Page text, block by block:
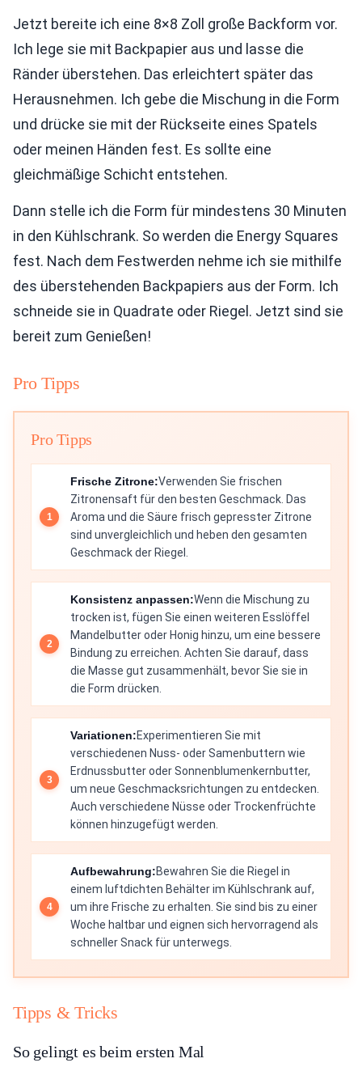
Jetzt bereite ich eine 8×8 Zoll große Backform vor.
Ich lege sie mit Backpapier aus und lasse die
Ränder überstehen. Das erleichtert später das
Herausnehmen. Ich gebe die Mischung in die Form
und drücke sie mit der Rückseite eines Spatels
oder meinen Händen fest. Es sollte eine
gleichmäßige Schicht entstehen.
Dann stelle ich die Form für mindestens 30 Minuten
in den Kühlschrank. So werden die Energy Squares
fest. Nach dem Festwerden nehme ich sie mithilfe
des überstehenden Backpapiers aus der Form. Ich
schneide sie in Quadrate oder Riegel. Jetzt sind sie
bereit zum Genießen!
Pro Tipps
Pro Tipps
Frische Zitrone:Verwenden Sie frischen
Zitronensaft für den besten Geschmack. Das
Aroma und die Säure frisch gepresster Zitrone
sind unvergleichlich und heben den gesamten
Geschmack der Riegel.
Konsistenz anpassen:Wenn die Mischung zu
trocken ist, fügen Sie einen weiteren Esslöffel
Mandelbutter oder Honig hinzu, um eine bessere
Bindung zu erreichen. Achten Sie darauf, dass
die Masse gut zusammenhält, bevor Sie sie in
die Form drücken.
Variationen:Experimentieren Sie mit
verschiedenen Nuss- oder Samenbuttern wie
Erdnussbutter oder Sonnenblumenkernbutter,
um neue Geschmacksrichtungen zu entdecken.
Auch verschiedene Nüsse oder Trockenfrüchte
können hinzugefügt werden.
Aufbewahrung:Bewahren Sie die Riegel in
einem luftdichten Behälter im Kühlschrank auf,
um ihre Frische zu erhalten. Sie sind bis zu einer
Woche haltbar und eignen sich hervorragend als
schneller Snack für unterwegs.
Tipps & Tricks
So gelingt es beim ersten Mal